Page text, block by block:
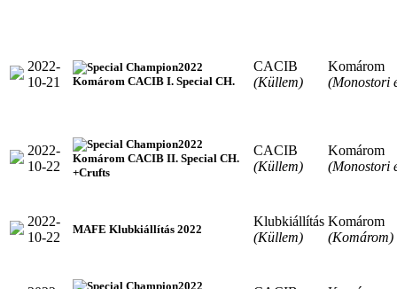
2022-
10-21
2022
Komárom CACIB I. Special CH.
CACIB
(Küllem)
Komárom
(Monostori
2022-
10-22
2022
Komárom CACIB II. Special CH.
+Crufts
CACIB
(Küllem)
Komárom
(Monostori
2022-
10-22
MAFE Klubkiállítás 2022
Klubkiállítás
(Küllem)
Komárom
(Komárom)
2022